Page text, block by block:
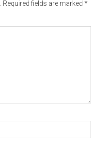
Required fields are marked*